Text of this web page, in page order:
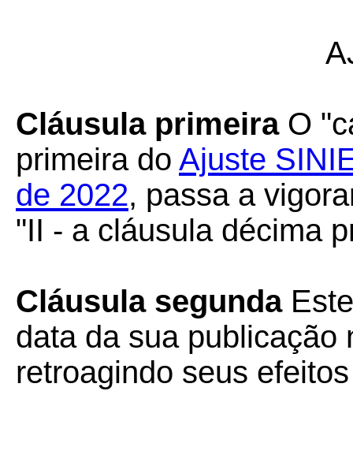
Cláusula primeiraO
primeira do Ajuste
de 2022, passa a
"II - a cláusula décima
Cláusula segunda
data da sua publicação
retroagindo seus